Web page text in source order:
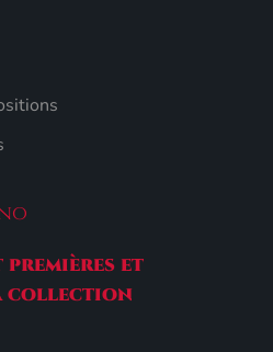
premières et
collection